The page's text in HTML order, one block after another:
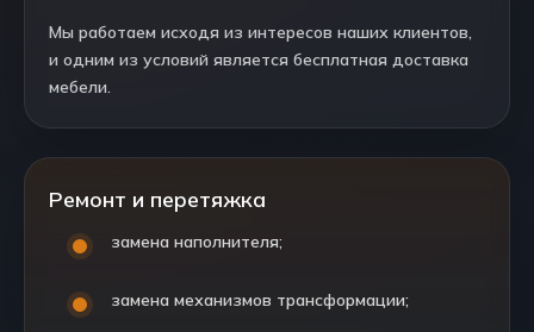
Мы работаем исходя из интересов наших клиентов,
и одним из условий является бесплатная доставка
мебели.
Ремонт и перетяжка
замена наполнителя;
замена механизмов трансформации;